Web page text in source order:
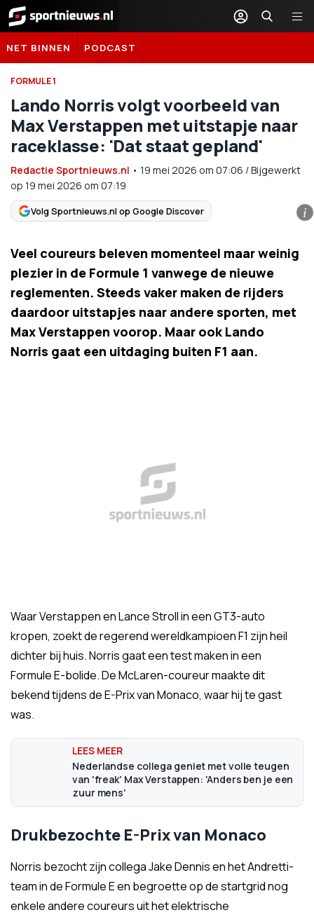
Sportnieuws.nl
NET BINNEN PODCAST
FORMULE 1
Lando Norris volgt voorbeeld van
Max Verstappen met uitstapje naar
raceklasse: 'Dat staat gepland'
Redactie Sportnieuws.nl • 19 mei 2026 om 07:06 /Bijgewerkt
op 19 mei 2026 om 07:19
Volg Sportnieuws.nl op Google Discover i
Veel coureurs beleven momenteel maar weinig
plezier in de Formule 1 vanwege de nieuwe
reglementen. Steeds vaker maken de rijders
daardoor uitstapjes naar andere sporten, met
Max Verstappen voorop. Maar ook Lando
Norris gaat een uitdaging buiten F1 aan.
Waar Verstappen en Lance Stroll in een GT3-auto
kropen, zoekt de regerend wereldkampioen F1 zijn heil
dichter bij huis. Norris gaat een test maken in een
Formule E-bolide. De McLaren-coureur maakte dit
bekend tijdens de E-Prix van Monaco, waar hij te gast
was.
Nederlandse collega geniet met volle teugen
van 'freak' Max Verstappen: 'Anders ben je een
zuur mens'
Drukbezochte E-Prix van Monaco
Norris bezocht zijn collega Jake Dennis en het Andretti-
team in de Formule E en begroette op de startgrid nog
enkele andere coureurs uit het elektrische